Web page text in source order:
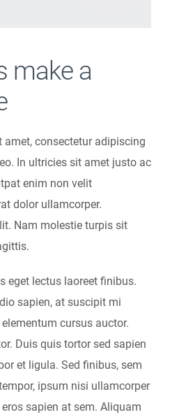
make a
amet, consectetur adipiscing
In ultricies sit amet justo ac
enim non velit
dolor ullamcorper.
Nam molestie turpis sit
eget lectus laoreet finibus.
sapien, at suscipit mi
cursus auctor.
Duis quis tortor sed sapien
et ligula. Sed finibus, sem
ipsum nisi ullamcorper
sapien at sem. Aliquam